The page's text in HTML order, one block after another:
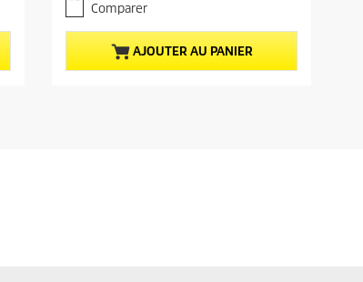
d
u
p
o
i
l
e
Comparer
AJOUTER AU PANIER